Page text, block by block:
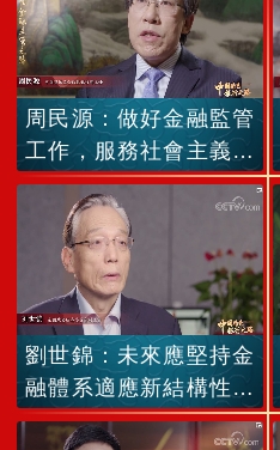
周民源：做好金融監管
工作，服務社會主義現
代化強國建設
劉世錦：未來應堅持金
融體系適應新結構性潛
能